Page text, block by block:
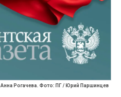
Анна Рогачева. Фото: ПГ / Юрий Паршинцев